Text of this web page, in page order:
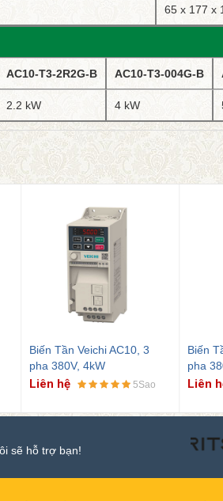
65 x 177 x
AC10-T3-2R2G-B AC10-T3-004G-B
2.2 kW 4 kW
Biến Tần Veichi AC10, 3
pha 380V, 4kW
Liên hệ 5Sao
Biến
pha
Liên
sẽ hỗ trợ bạn!